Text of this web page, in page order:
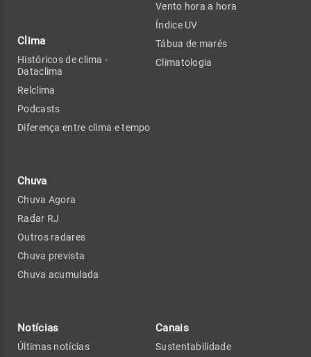
Clima
Históricos de clima -
Dataclima
Relclima
Podcasts
Diferença entre clima e tempo
Chuva
Chuva Agora
Radar RJ
Outros radares
Chuva prevista
Chuva acumulada
Vento hora a hora
Índice UV
Tábua de marés
Climatologia
Notícias
Últimas notícias
Canais
Sustentabilidade